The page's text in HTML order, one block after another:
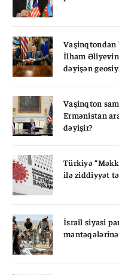
Vaşinqtondan
İlham Əliyevin
dəyişən
Vaşinqton
Ermənistan
dəyişir?
Türkiyə
ilə ziddiyyət
İsrail siyasi
məntəqələrinə